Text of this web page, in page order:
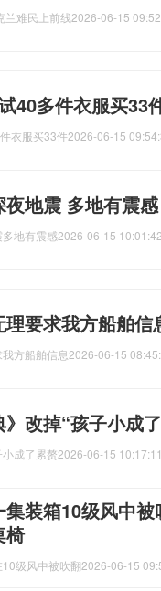
兰难民上前线2026-06-15
40多件衣服买33
衣服买33件2026-06-15
夜地震 多地有震
地有震感2026-06-15 10:01:42
理要求我方船舶
方船舶信息2026-06-15
》改掉“孩子小成
成了累赘2026-06-15 10:17:11
装箱10级风中
椅
级风中被吹翻2026-06-15